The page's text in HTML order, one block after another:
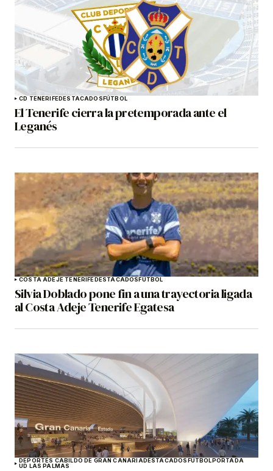
CD TENERIFEDESTACADOSFÚTBOL
El Tenerife cierra la pretemporada ante el
Leganés
COSTA ADEJE TENERIFEDESTACADOSFÚTBOL
Silvia Doblado pone fin a una trayectoria ligada
al Costa Adeje Tenerife Egatesa
DEPORTES CABILDO DE GRAN CANARIADESTACADOSFÚTBOLPORTADA
UD LAS PALMAS